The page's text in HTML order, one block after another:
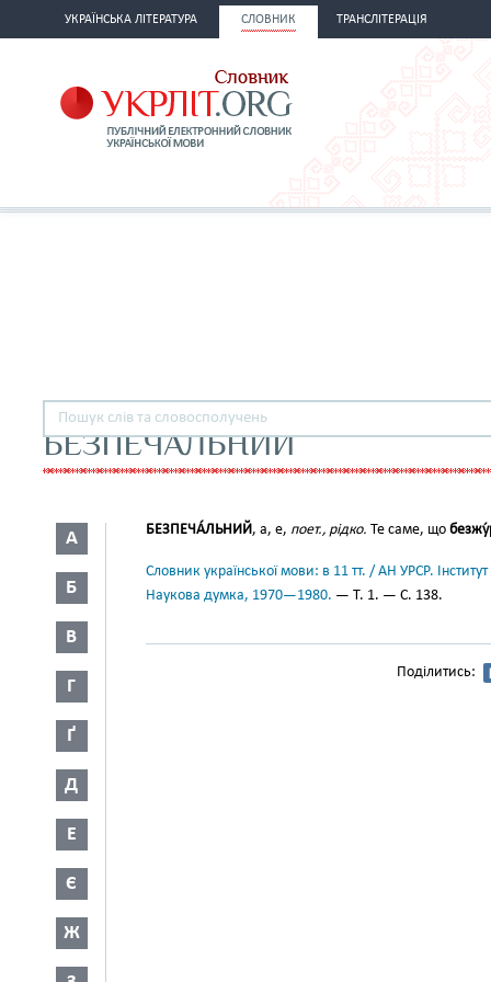
УКРАЇНСЬКА ЛІТЕРАТУРА СЛОВНИК ТРАНСЛІТЕРАЦІЯ
БЕЗПЕЧАЛЬНИЙ
А
Б
В
Г
Ґ
Д
Е
Є
Ж
БЕЗПЕЧА́ЛЬНИЙ, а, е, поет., рідко. Те саме, що
Словник української мови: в 11 тт. / АН УРСР.
Наукова думка, 1970—1980. — Т. 1. — С. 138.
Поділитись: